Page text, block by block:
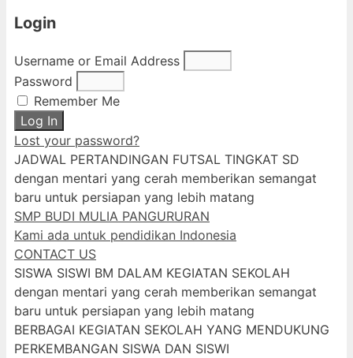
Login
Username or Email Address
Password
Remember Me
Log In
Lost your password?
JADWAL PERTANDINGAN FUTSAL TINGKAT SD
dengan mentari yang cerah memberikan semangat
baru untuk persiapan yang lebih matang
SMP BUDI MULIA PANGURURAN
Kami ada untuk pendidikan Indonesia
CONTACT US
SISWA SISWI BM DALAM KEGIATAN SEKOLAH
dengan mentari yang cerah memberikan semangat
baru untuk persiapan yang lebih matang
BERBAGAI KEGIATAN SEKOLAH YANG MENDUKUNG
PERKEMBANGAN SISWA DAN SISWI